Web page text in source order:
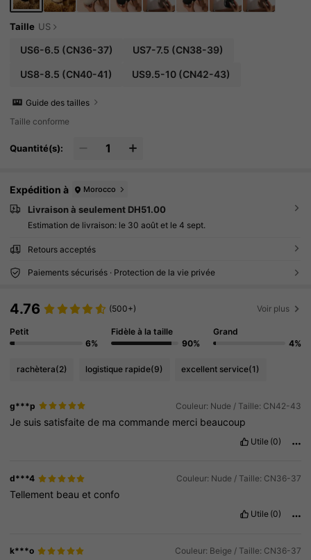
Taille US
US6-6.5 (CN36-37) US7-7.5 (CN38-39)
US8-8.5 (CN40-41) US9.5-10 (CN42-43)
Guide des tailles
Taille conforme
Quantité(s):
Expédition à Morocco
Livraison à seulement DH51.00
Estimation de livraison: le 30 août et le 4 sept.
Retours acceptés
Paiements sécurisés · Protection de la vie privée
4.76 (500+) Voir plus
Petit
6%
Fidèle à la taille
90%
Grand
4%
rachètera(2) logistique rapide(9) excellent service(1)
g***p Couleur: Nude / Taille: CN42-43
Je suis satisfaitede macommande merci beaucoup
Utile (0)
d***4 Couleur: Nude / Taille: CN36-37
Tellement beauetconfo
Utile (0)
k***o Couleur: Beige / Taille: CN36-37